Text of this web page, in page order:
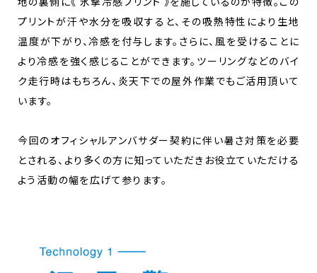
プリントが汗や水分を吸収すると、その吸熱特性により生地
温度が下がり、冷感を付与します。さらに、風を受けることに
より冷感を強く感じることができます。ツーリングなどのバイ
ク走行時はもちろん、炎天下での屋外作業でもご活用頂いて
います。
今回のオフィシャルアンバサダー契約に伴い暑さ対策を必要
とされる、より多くの方に知っていただきお役立ていただける
よう活動の幅を広げて参ります。